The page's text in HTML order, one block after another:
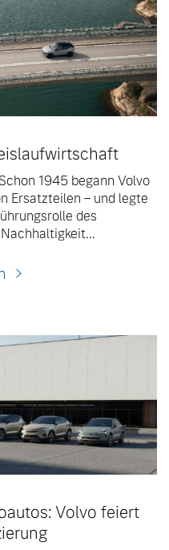
1945 begann Volvo
Ersatzteilen – und legte
des
Volvo feiert